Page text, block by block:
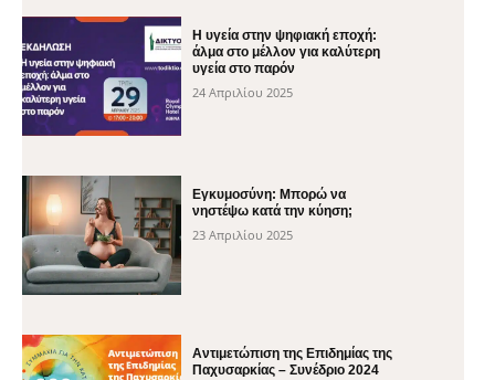
H υγεία στην ψηφιακή εποχή:
άλμα στο μέλλον για καλύτερη
υγεία στο παρόν
24 Απριλίου 2025
Εγκυμοσύνη: Μπορώ να
νηστέψω κατά την κύηση;
23 Απριλίου 2025
Αντιμετώπιση της Επιδημίας της
Παχυσαρκίας – Συνέδριο 2024